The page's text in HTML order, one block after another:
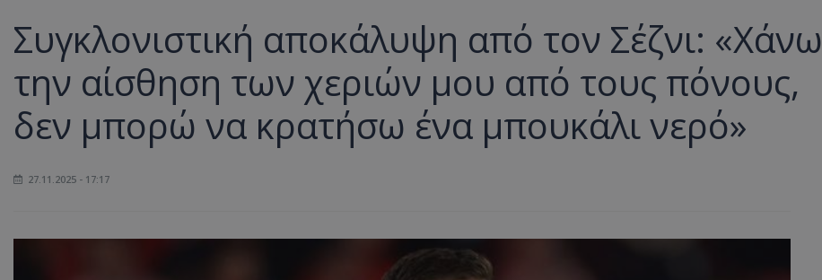
Συγκλονιστική αποκάλυψη από τον Σέζνι: «Χάνω
την αίσθηση των χεριών μου από τους πόνους,
δεν μπορώ να κρατήσω ένα μπουκάλι νερό»
27.11.2025 - 17:17